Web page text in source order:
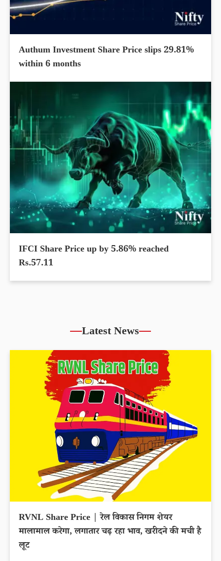
Authum Investment Share Price slips 29.81%
within 6 months
IFCI Share Price up by 5.86% reached
Rs.57.11
Latest News
RVNL Share Price | रेल विकास निगम शेयर
मालामाल करेगा, लगातार चढ़ रहा भाव, खरीदने की मची है
लूट